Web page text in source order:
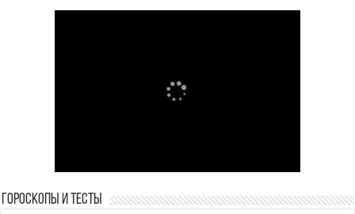
Гороскопы и Тесты